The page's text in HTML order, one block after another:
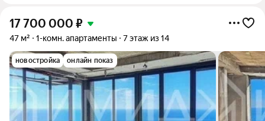
17 700 000 ₽
47 м² 1-комн. апартаменты 7 этаж из 14
новостройка онлайн показ